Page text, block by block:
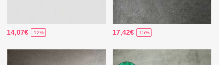
14,07€ -12% 17,42€ -15%